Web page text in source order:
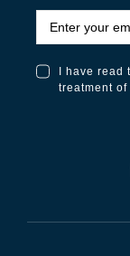
I have read
treatment